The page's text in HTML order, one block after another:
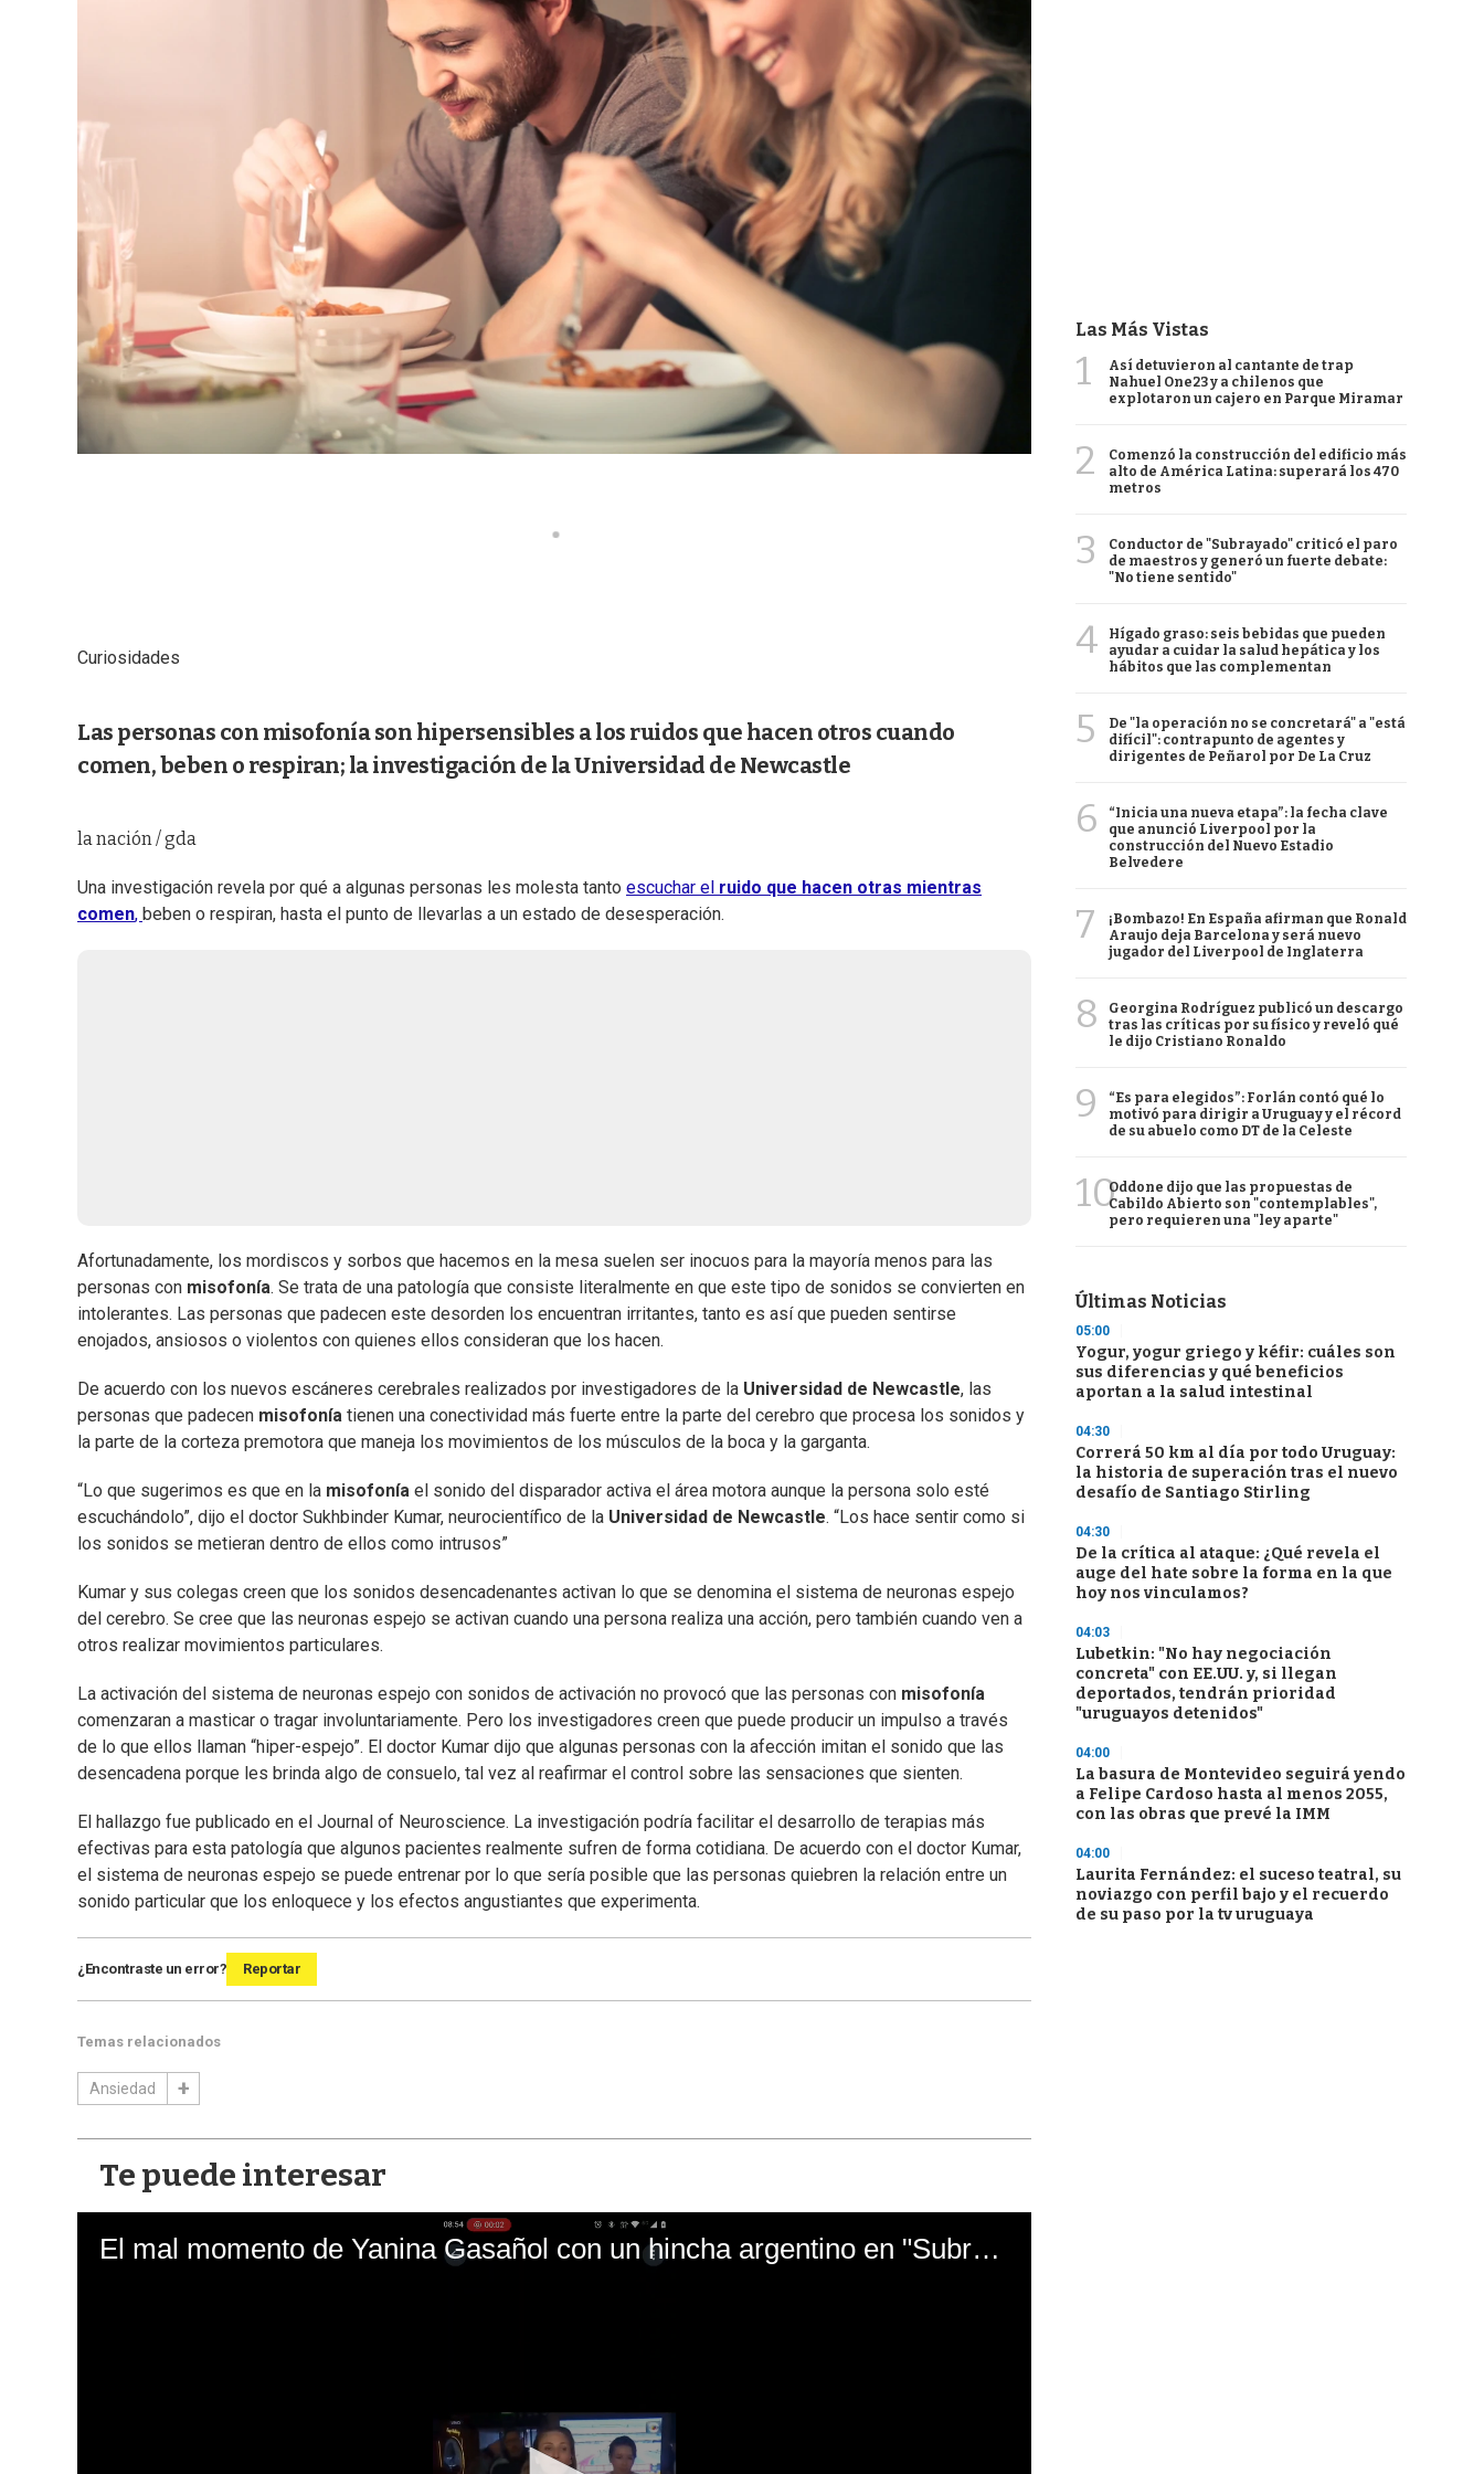
Curiosidades
Las personas con misofonía son hipersensibles a los ruidos que hacen otros cuando
comen, beben o respiran; la investigación de la Universidad de Newcastle
la nación / gda
Una investigación revela por qué a algunas personas les molesta tanto escuchar el ruido que hacen otras mientras
comen, beben o respiran, hasta el punto de llevarlas a un estado de desesperación.
Afortunadamente, los mordiscos y sorbos que hacemos en la mesa suelen ser inocuos para la mayoría menos para las
personas con misofonía. Se trata de una patología que consiste literalmente en que este tipo de sonidos se convierten en
intolerantes. Las personas que padecen este desorden los encuentran irritantes, tanto es así que pueden sentirse
enojados, ansiosos o violentos con quienes ellos consideran que los hacen.
De acuerdo con los nuevos escáneres cerebrales realizados por investigadores de la Universidad de Newcastle, las
personas que padecen misofonía tienen una conectividad más fuerte entre la parte del cerebro que procesa los sonidos y
la parte de la corteza premotora que maneja los movimientos de los músculos de la boca y la garganta.
“Lo que sugerimos es que en la misofonía el sonido del disparador activa el área motora aunque la persona solo esté
escuchándolo”, dijo el doctor Sukhbinder Kumar, neurocientífico de la Universidad de Newcastle. “Los hace sentir como si
los sonidos se metieran dentro de ellos como intrusos”
Kumar y sus colegas creen que los sonidos desencadenantes activan lo que se denomina el sistema de neuronas espejo
del cerebro. Se cree que las neuronas espejo se activan cuando una persona realiza una acción, pero también cuando ven a
otros realizar movimientos particulares.
La activación del sistema de neuronas espejo con sonidos de activación no provocó que las personas con misofonía
comenzaran a masticar o tragar involuntariamente. Pero los investigadores creen que puede producir un impulso a través
de lo que ellos llaman “hiper-espejo”. El doctor Kumar dijo que algunas personas con la afección imitan el sonido que las
desencadena porque les brinda algo de consuelo, tal vez al reafirmar el control sobre las sensaciones que sienten.
El hallazgo fue publicado en el Journal of Neuroscience. La investigación podría facilitar el desarrollo de terapias más
efectivas para esta patología que algunos pacientes realmente sufren de forma cotidiana. De acuerdo con el doctor Kumar,
el sistema de neuronas espejo se puede entrenar por lo que sería posible que las personas quiebren la relación entre un
sonido particular que los enloquece y los efectos angustiantes que experimenta.
¿Encontraste un error? Reportar
Temas relacionados
Ansiedad
Te puede interesar
El mal momento de Yanina Gasañol con un hincha argentino en "Subrayado"
Las Más Vistas
1
Así detuvieron al cantante de trap
Nahuel One23 y a chilenos que
explotaron un cajero en Parque Miramar
2
Comenzó la construcción del edificio más
alto de América Latina: superará los 470
metros
3
Conductor de "Subrayado" criticó el paro
de maestros y generó un fuerte debate:
"No tiene sentido"
4
Hígado graso: seis bebidas que pueden
ayudar a cuidar la salud hepática y los
hábitos que las complementan
5
De "la operación no se concretará" a "está
difícil": contrapunto de agentes y
dirigentes de Peñarol por De La Cruz
6
“Inicia una nueva etapa”: la fecha clave
que anunció Liverpool por la
construcción del Nuevo Estadio
Belvedere
7
¡Bombazo! En España afirman que Ronald
Araujo deja Barcelona y será nuevo
jugador del Liverpool de Inglaterra
8
Georgina Rodríguez publicó un descargo
tras las críticas por su físico y reveló qué
le dijo Cristiano Ronaldo
9
“Es para elegidos”: Forlán contó qué lo
motivó para dirigir a Uruguay y el récord
de su abuelo como DT de la Celeste
10Oddone dijo que las propuestas de
Cabildo Abierto son "contemplables",
pero requieren una "ley aparte"
Últimas Noticias
05:00
Yogur, yogur griego y kéfir: cuáles son
sus diferencias y qué beneficios
aportan a la salud intestinal
04:30
Correrá 50 km al día por todo Uruguay:
la historia de superación tras el nuevo
desafío de Santiago Stirling
04:30
De la crítica al ataque: ¿Qué revela el
auge del hate sobre la forma en la que
hoy nos vinculamos?
04:03
Lubetkin: "No hay negociación
concreta" con EE.UU. y, si llegan
deportados, tendrán prioridad
"uruguayos detenidos"
04:00
La basura de Montevideo seguirá yendo
a Felipe Cardoso hasta al menos 2055,
con las obras que prevé la IMM
04:00
Laurita Fernández: el suceso teatral, su
noviazgo con perfil bajo y el recuerdo
de su paso por la tv uruguaya